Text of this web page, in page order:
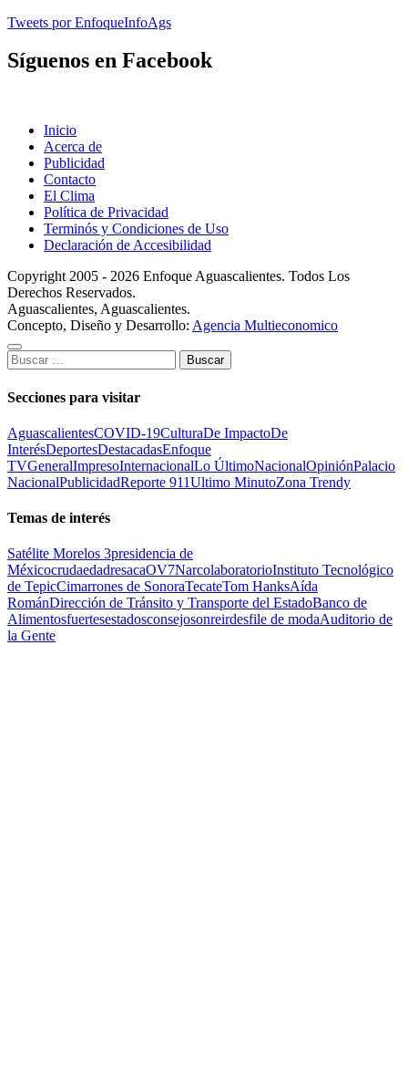
Tweets por EnfoqueInfoAgs
Síguenos en Facebook
Inicio
Acerca de
Publicidad
Contacto
El Clima
Política de Privacidad
Terminós y Condiciones de Uso
Declaración de Accesibilidad
Copyright 2005 - 2026 Enfoque Aguascalientes. Todos Los
Derechos Reservados.
Aguascalientes, Aguascalientes.
Concepto, Diseño y Desarrollo: Agencia Multieconomico
Buscar:
Secciones para visitar
AguascalientesCOVID-19CulturaDe ImpactoDe
InterésDeportesDestacadasEnfoque
TVGeneralImpresoInternacionalLo ÚltimoNacionalOpiniónPalacio
NacionalPublicidadReporte 911Ultimo MinutoZona Trendy
Temas de interés
Satélite Morelos 3presidencia de
MéxicocrudaedadresacaOV7NarcolaboratorioInstituto Tecnológico
de TepicCimarrones de SonoraTecateTom HanksAída
RománDirección de Tránsito y Transporte del EstadoBanco de
Alimentosfuertesestadosconsejosonreirdesfile de modaAuditorio de
la Gente